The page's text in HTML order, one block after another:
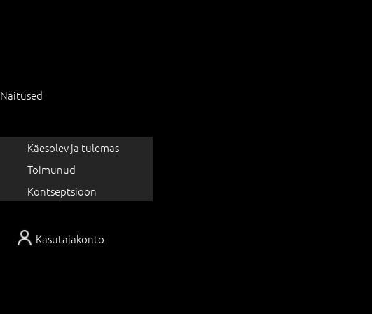
Kasutajakonto
Näitused
Käesolev ja tulemas
Toimunud
Kontseptsioon